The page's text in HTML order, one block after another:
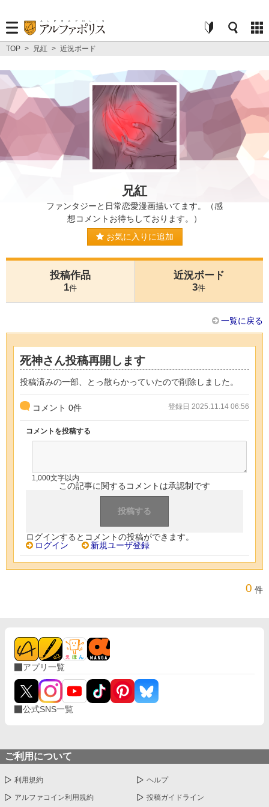
TOP > 兄紅 > 近況ボード
兄紅
ファンタジーと日常恋愛漫画描いてます。（感
想コメントお待ちしております。）
お気に入りに追加
投稿作品
1件
近況ボード
3件
一覧に戻る
死神さん投稿再開します
投稿済みの一部、とっ散らかっていたので削除しました。
コメント 0件 登録日 2025.11.14 06:56
コメントを投稿する
1,000文字以内
この記事に関するコメントは承認制です
ログインするとコメントの投稿ができます。
ログイン
新規ユーザ登録
0 件
アプリ一覧
公式SNS一覧
ご利用について
利用規約 ヘルプ
アルファコイン利用規約 投稿ガイドライン